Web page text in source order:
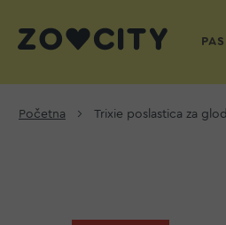
PAS
Početna Trixie poslastica za